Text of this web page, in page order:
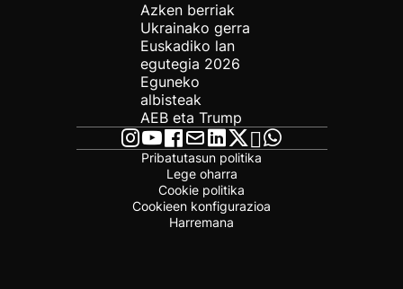
Azken berriak
Ukrainako gerra
Euskadiko lan
egutegia 2026
Eguneko
albisteak
AEB eta Trump
Pribatutasun politika
Lege oharra
Cookie politika
Cookieen konfigurazioa
Harremana